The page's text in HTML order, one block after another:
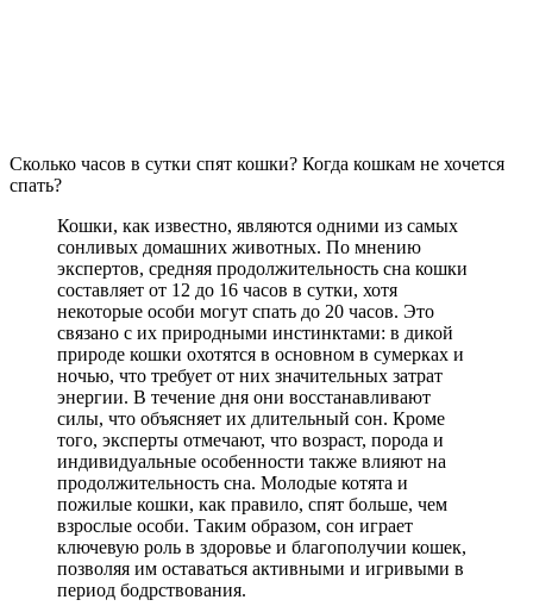
Сколько часов в сутки спят кошки? Когда кошкам не хочется
спать?
Кошки, как известно, являются одними из самых
сонливых домашних животных. По мнению
экспертов, средняя продолжительность сна кошки
составляет от 12 до 16 часов в сутки, хотя
некоторые особи могут спать до 20 часов. Это
связано с их природными инстинктами: в дикой
природе кошки охотятся в основном в сумерках и
ночью, что требует от них значительных затрат
энергии. В течение дня они восстанавливают
силы, что объясняет их длительный сон. Кроме
того, эксперты отмечают, что возраст, порода и
индивидуальные особенности также влияют на
продолжительность сна. Молодые котята и
пожилые кошки, как правило, спят больше, чем
взрослые особи. Таким образом, сон играет
ключевую роль в здоровье и благополучии кошек,
позволяя им оставаться активными и игривыми в
период бодрствования.